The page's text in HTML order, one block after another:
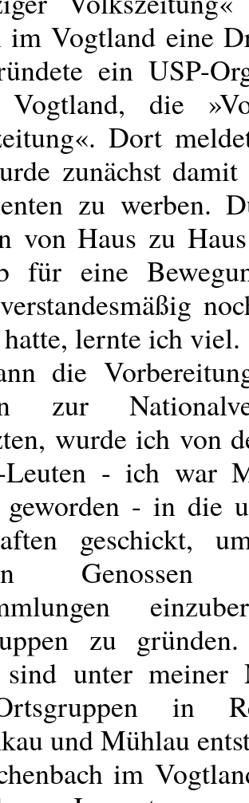
im Vogtland eine
ein USP-
Vogtland, die
Dort
zunächst damit
zu werben.
von Haus zu
für eine
lernte ich viel.
die
zur
wurde ich von
Leuten - ich war
- in die
geschickt,
Genossen
zu
sind unter meiner
in
und Mühlau
im